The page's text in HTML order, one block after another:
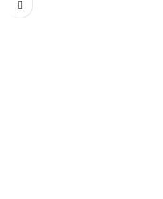
atingere, respirabil și rezistent la